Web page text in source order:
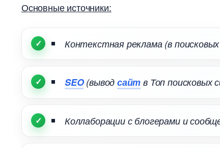
Основные источники:
Контекстная реклама (в
SEO(выводсайт Топ поисковых
Коллаборации с блогерами и